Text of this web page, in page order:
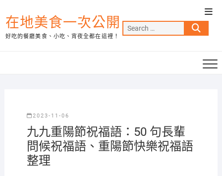
to
content
在地美食一次公開
好吃的餐廳美食、小吃、宵夜全都在這裡！
Search
…
2023-11-06
九九重陽節祝福語：50 句長輩
問候祝福語、重陽節快樂祝福語
整理